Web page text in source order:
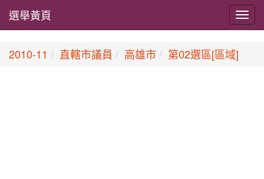
選舉黃頁
2010-11 直轄市議員 高雄市 第02選區[區域]